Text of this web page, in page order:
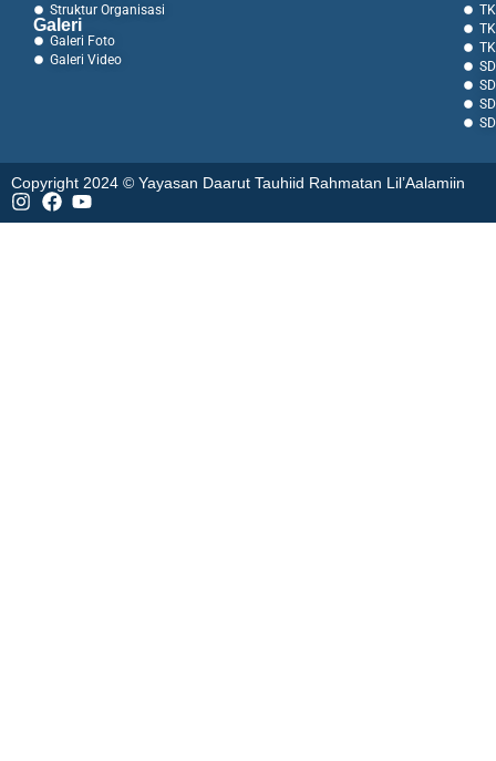
Struktur Organisasi
Galeri
Galeri Foto
Galeri Video
Copyright 2024 © Yayasan Daarut Tauhiid Rahmatan Lil’Aalamiin